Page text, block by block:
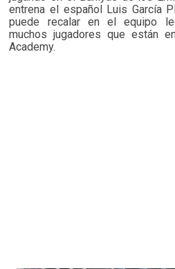
entrena el español Luis García
puede recalar en el equipo
muchos jugadores que están
Academy.